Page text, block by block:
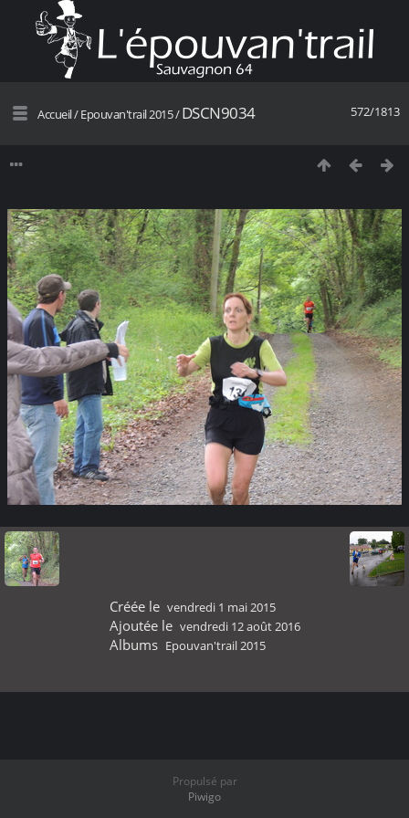
572/1813
Accueil/Epouvan'trail 2015/DSCN9034
Créée le vendredi 1 mai 2015
Ajoutée le vendredi 12 août 2016
Albums Epouvan'trail 2015
Propulsé par
Piwigo